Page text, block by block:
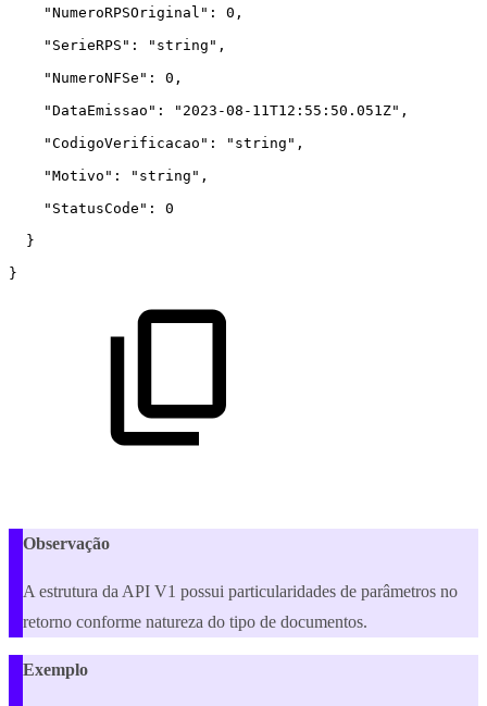
"NumeroRPSOriginal": 0,
"SerieRPS": "string",
"NumeroNFSe": 0,
"DataEmissao": "2023-08-11T12:55:50.051Z",
"CodigoVerificacao": "string",
"Motivo": "string",
"StatusCode": 0
}
}
Observação
A estrutura da API V1 possui particularidades de parâmetros no
retorno conforme natureza do tipo de documentos.
Exemplo